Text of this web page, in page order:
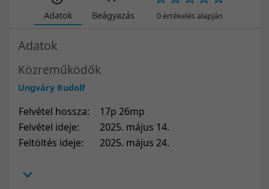
Adatok Beágyazás 0 értékelés alapján
Adatok
Közreműködők
Ungváry Rudolf
Felvétel hossza:
17p 26mp
Felvétel ideje:
2025. május 14.
Feltöltés ideje:
2025. május 24.